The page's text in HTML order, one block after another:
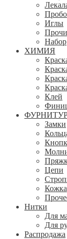
Иглы
Набор
ХИМИЯ
Клей
Замки
Цепи
Нитки
Для
Для
Распродажа